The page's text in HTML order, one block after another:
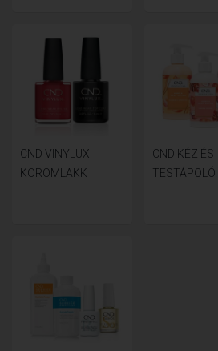
CND VINYLUX
KÖRÖMLAKK
CND KÉZ ÉS
TESTÁPOLÓ...